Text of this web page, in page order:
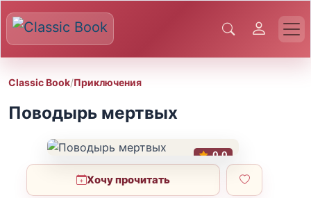
Classic Book/Приключения
Поводырь мертвых
0.0
Хочу прочитать